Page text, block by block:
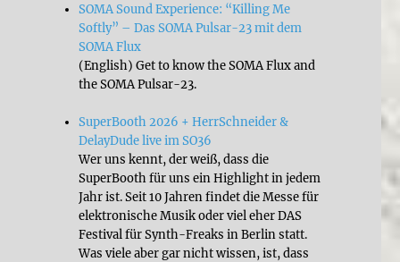
SOMA Sound Experience: “Killing Me
Softly” – Das SOMA Pulsar-23 mit dem
SOMA Flux
(English) Get to know the SOMA Flux and
the SOMA Pulsar-23.
SuperBooth 2026 + HerrSchneider &
DelayDude live im SO36
Wer uns kennt, der weiß, dass die
SuperBooth für uns ein Highlight in jedem
Jahr ist. Seit 10 Jahren findet die Messe für
elektronische Musik oder viel eher DAS
Festival für Synth-Freaks in Berlin statt.
Was viele aber gar nicht wissen, ist, dass